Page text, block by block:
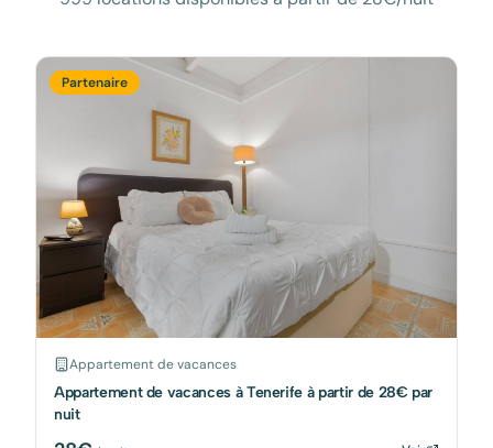
Partenaire
Appartement de vacances
Appartement de vacances à Tenerife à partir de 28€ par
nuit